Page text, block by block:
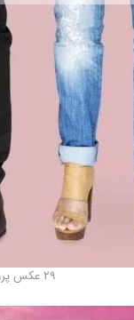
29 عکس پروفایل گروه گپ دوستانه که همه را جذب کند